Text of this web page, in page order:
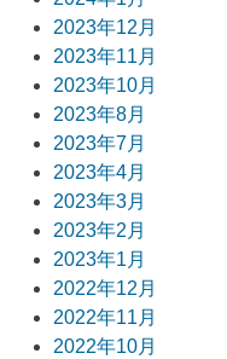
2023年12月
2023年11月
2023年10月
2023年8月
2023年7月
2023年4月
2023年3月
2023年2月
2023年1月
2022年12月
2022年11月
2022年10月